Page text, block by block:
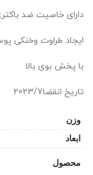
دارای خاصیت ضد
ایجاد طراوت وخنکی
با پخش بوی بالا
تاریخ انقضا2023/7
وزن
ابعاد
محصول